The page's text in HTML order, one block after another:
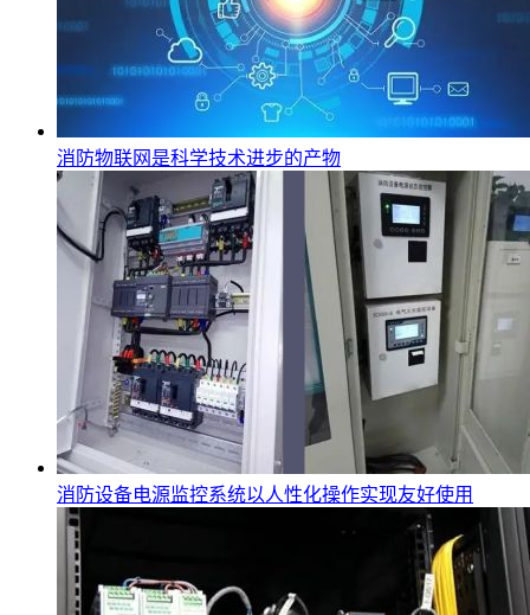
消防物联网是科学技术进步的产物
消防设备电源监控系统以人性化操作实现友好使用